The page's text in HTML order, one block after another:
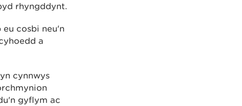
rhyngddynt.
cosbi neu'n
a
cynnwys
gyflym ac